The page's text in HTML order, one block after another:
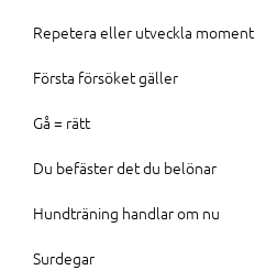
Repetera eller utveckla moment
Första försöket gäller
Gå = rätt
Du befäster det du belönar
Hundträning handlar om nu
Surdegar